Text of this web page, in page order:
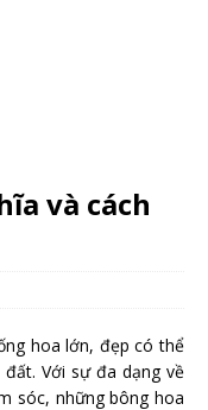
và cách
hoa lớn, đẹp có thể
Với sự đa dạng về
sóc, những bông hoa